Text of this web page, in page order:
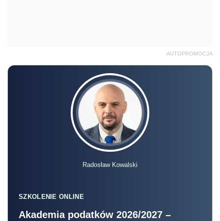
AUTOPROMOCJA
Radosław Kowalski
SZKOLENIE ONLINE
Akademia podatków 2026/2027 –